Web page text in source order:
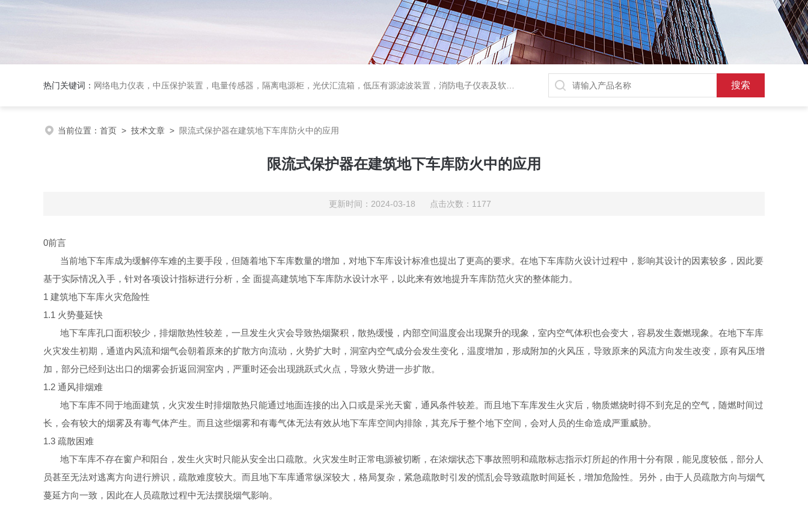
热门关键词： 网络电力仪表，中压保护装置，电量传感器，隔离电源柜，光伏汇流箱，低压有源滤波装置，消防电子仪表及软件保护装置
当前位置： 首页 > 技术文章 > 限流式保护器在建筑地下车库防火中的应用
限流式保护器在建筑地下车库防火中的应用
更新时间：2024-03-18 点击次数：1177
0前言
当前地下车库成为缓解停车难的主要手段，但随着地下车库数量的增加，对地下车库设计标准也提出了更高的要求。在地下车库防火设计过程中，影响其设计的因素较多，因此要
基于实际情况入手，针对各项设计指标进行分析， 全 面提高建筑地下车库防水设计水平，以此来有效地提升车库防范火灾的整体能力 。
1 建筑地下车库火灾危险性
1.1 火势蔓延快
地下车库孔口面积较少，排烟散热性较差，一旦发生火灾会导致热烟聚积，散热缓慢，内部空间温度会出现聚升的现象，室内空气体积也会变大，容易发生轰燃现象。在地下车库
火灾发生初期，通道内风流和烟气会朝着原来的扩散方向流动，火势扩大时，洞室内空气成分会发生变化，温度增加，形成附加的火风压，导致原来的风流方向发生改变，原有风压增
加，部分已经到达出口的烟雾会折返回洞室内，严重时还会出现跳跃式火点，导致火势进一步扩散。
1.2 通风排烟难
地下车库不同于地面建筑，火灾发生时排烟散热只能通过地面连接的出入口或是采光天窗，通风条件较差。而且地下车库发生火灾后，物质燃烧时得不到充足的空气，随燃时间过
长，会有较大的烟雾及有毒气体产生。而且这些烟雾和有毒气体无法有效从地下车库空间内排除，其充斥于整个地下空间，会对人员的生命造成严重威胁。
1.3 疏散困难
地下车库不存在窗户和阳台，发生火灾时只能从安全出口疏散。火灾发生时正常电源被切断，在浓烟状态下事故照明和疏散标志指示灯所起的作用十分有限，能见度较低，部分人
员甚至无法对逃离方向进行辨识，疏散难度较大。而且地下车库通常纵深较大，格局复杂，紧急疏散时引发的慌乱会导致疏散时间延长，增加危险性。另外，由于人员疏散方向与烟气
蔓延方向一致，因此在人员疏散过程中无法摆脱烟气影响。